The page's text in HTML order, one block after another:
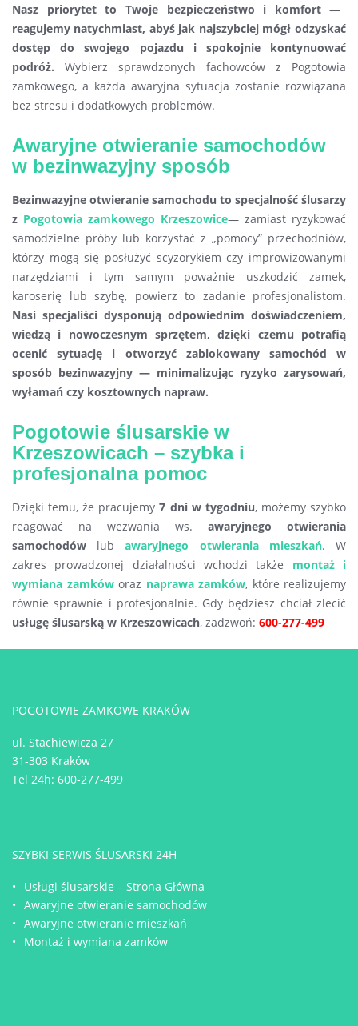
Nasz priorytet to Twoje bezpieczeństwo i komfort—
reagujemy natychmiast, abyś jak najszybciej mógł odzyskać
dostęp do swojego pojazdu i spokojnie kontynuować
podróż. Wybierz sprawdzonych fachowców z Pogotowia
zamkowego, a każda awaryjna sytuacja zostanie rozwiązana
bez stresu i dodatkowych problemów.
Awaryjne otwieranie samochodów
w bezinwazyjny sposób
Bezinwazyjne otwieranie samochodu to specjalność ślusarzy
z Pogotowia zamkowego Krzeszowice— zamiast ryzykować
samodzielne próby lub korzystać z „pomocy” przechodniów,
którzy mogą się posłużyć scyzorykiem czy improwizowanymi
narzędziami i tym samym poważnie uszkodzić zamek,
karoserię lub szybę, powierz to zadanie profesjonalistom.
Nasi specjaliści dysponują odpowiednim doświadczeniem,
wiedzą i nowoczesnym sprzętem, dzięki czemu potrafią
ocenić sytuację i otworzyć zablokowany samochód w
sposób bezinwazyjny — minimalizując ryzyko zarysowań,
wyłamań czy kosztownych napraw.
Pogotowie ślusarskie w
Krzeszowicach – szybka i
profesjonalna pomoc
Dzięki temu, że pracujemy7 dni w tygodniu, możemy szybko
reagować na wezwania ws. awaryjnego otwierania
samochodów lubawaryjnego otwierania mieszkań. W
zakres prowadzonej działalności wchodzi także montaż i
wymiana zamkóworaz naprawa zamków, które realizujemy
równie sprawnie i profesjonalnie. Gdy będziesz chciał zlecić
usługę ślusarską w Krzeszowicach, zadzwoń: 600-277-499
POGOTOWIE ZAMKOWE KRAKÓW
ul. Stachiewicza 27
31-303 Kraków
Tel 24h: 600-277-499
SZYBKI SERWIS ŚLUSARSKI 24H
Usługi ślusarskie – Strona Główna
Awaryjne otwieranie samochodów
Awaryjne otwieranie mieszkań
Montaż i wymiana zamków